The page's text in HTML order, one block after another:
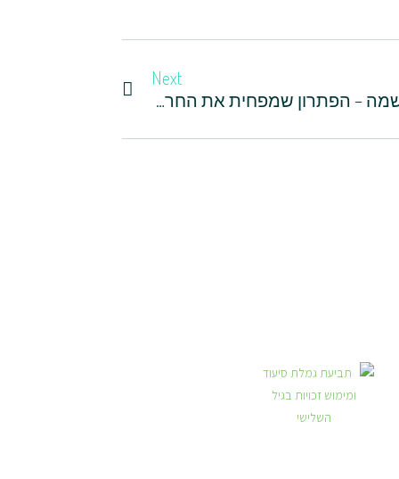
Next
חיפוש עובדים עם חברות השמה – הפתרון שמפחית את החרדה ומחזיר שליטה לבעלי עסקים